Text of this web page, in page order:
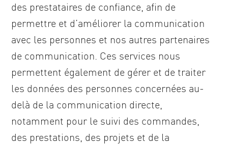
des prestataires de confiance, afin de
permettre et d’améliorer la communication
avec les personnes et nos autres partenaires
de communication. Ces services nous
permettent également de gérer et de traiter
les données des personnes concernées au-
delà de la communication directe,
notamment pour le suivi des commandes,
des prestations, des projets et de la